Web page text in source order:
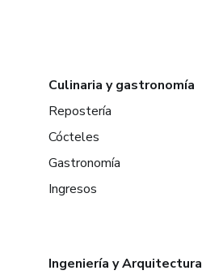
Culinaria y gastronomía
Repostería
Cócteles
Gastronomía
Ingresos
Ingeniería y Arquitectura